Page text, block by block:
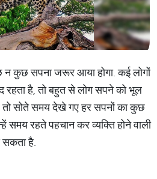
कुछ सपना जरूर आया होगा. कई लोगों
रहता है, तो बहुत से लोग सपने को भूल
तो सोते समय देखे गए हर सपनों का कुछ
समय रहते पहचान कर व्यक्ति होने वाली
सकता है.